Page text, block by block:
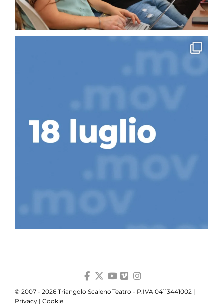
© 2007 - 2026 Triangolo Scaleno Teatro - P.IVA 04113441002 |
Privacy | Cookie